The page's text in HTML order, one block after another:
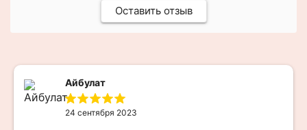
Оставить отзыв
Айбулат
24 сентября 2023